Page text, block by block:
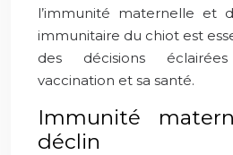
l’immunité maternelle et
immunitaire du chiot est
des décisions
vaccination et sa santé.
Immunité
déclin